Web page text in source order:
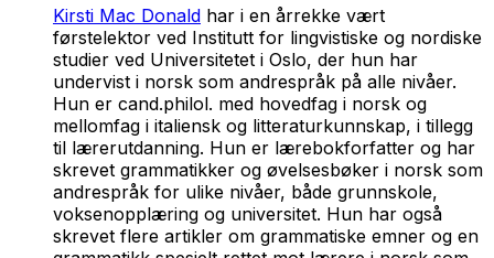
Kirsti Mac Donald har i en årrekke vært
førstelektor ved Institutt for lingvistiske og nordiske
studier ved Universitetet i Oslo, der hun har
undervist i norsk som andrespråk på alle nivåer.
Hun er cand.philol. med hovedfag i norsk og
mellomfag i italiensk og litteraturkunnskap, i tillegg
til lærerutdanning. Hun er lærebokforfatter og har
skrevet grammatikker og øvelsesbøker i norsk som
andrespråk for ulike nivåer, både grunnskole,
voksenopplæring og universitet. Hun har også
skrevet flere artikler om grammatiske emner og en